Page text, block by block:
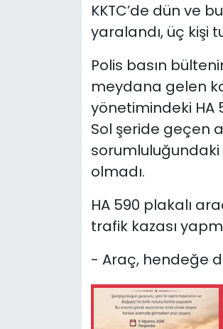
KKTC’de dün ve
yaralandı, üç kişi
Polis basın
meydana gelen
yönetimindeki HA
Sol şeride geçen
sorumluluğundaki
olmadı.
HA 590 plakalı
trafik kazası
- Araç, hendeğe
Teknoloji
Video Galeri
Yazarlar